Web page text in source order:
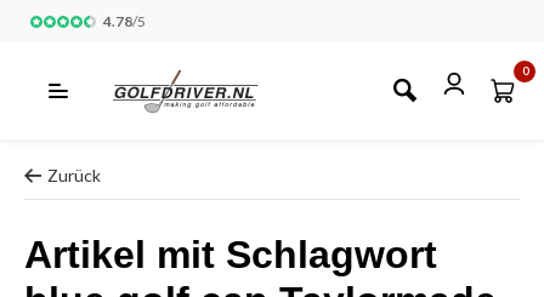
4.78/5
0
Zurück
Artikel mit Schlagwort